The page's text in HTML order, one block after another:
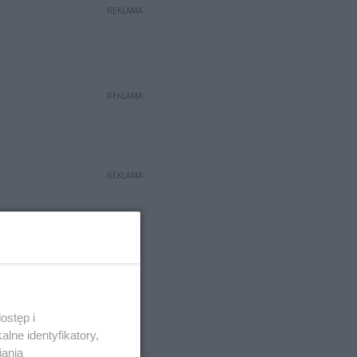
REKLAMA
REKLAMA
REKLAMA
i
identyfikatory,